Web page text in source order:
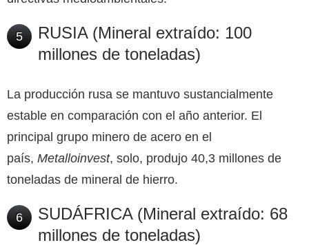
5
RUSIA (Mineral extraído: 100
millones de toneladas)
La producción rusa se mantuvo sustancialmente
estable en comparación con el año anterior. El
principal grupo minero de acero en el
país, Metalloinvest, solo, produjo 40,3 millones de
toneladas de mineral de hierro.
6
SUDÁFRICA (Mineral extraído: 68
millones de toneladas)